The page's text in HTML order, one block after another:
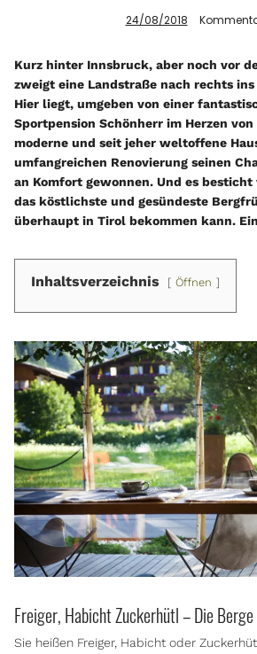
24/08/2018
Kurz hinter Innsbruck, aber noch vor
zweigt eine Landstraße nach rechts
Hier liegt, umgeben von einer
Sportpension Schönherr im Herzen
moderne und seit jeher weltoffene
umfangreichen Renovierung seinen
an Komfort gewonnen. Und es
das köstlichste und gesündeste
überhaupt in Tirol bekommen kann.
Inhaltsverzeichnis Öffnen
Freiger, Habicht Zuckerhütl – Die Berge
Sie heißen Freiger, Habicht oder